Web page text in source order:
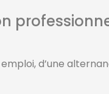
d’une